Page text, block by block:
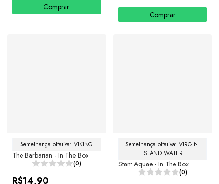
Comprar
Comprar
Semelhança olfativa: VIKING
The Barbarian - In The Box
(0)
R$14,90
Semelhança olfativa: VIRGIN
ISLAND WATER
Stant Aquae - In The Box
(0)